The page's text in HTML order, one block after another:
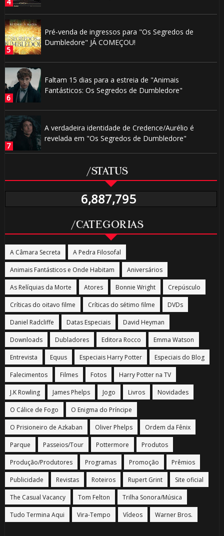
Pré-venda de ingressos para "Os Segredos de
Dumbledore" JÁ COMEÇOU!
Faltam 15 dias para a estreia de "Animais
Fantásticos: Os Segredos de Dumbledore"
A verdadeira identidade de Credence/Aurélio é
revelada em "Os Segredos de Dumbledore"
/STATUS
6,887,795
/CATEGORIAS
A Câmara Secreta A Pedra Filosofal
Animais Fantásticos e Onde Habitam Aniversários
As Relíquias da Morte Atores Bonnie Wright Crepúsculo
Críticas do oitavo filme Críticas do sétimo filme DVDs
Daniel Radcliffe Datas Especiais David Heyman
Downloads Dubladores Editora Rocco Emma Watson
Entrevista Equus Especiais Harry Potter Especiais do Blog
Falecimentos Filmes Fotos Harry Potter na TV
J.K Rowling James Phelps Jogo Livros Novidades
O Cálice de Fogo O Enigma do Príncipe
O Prisioneiro de Azkaban Oliver Phelps Ordem da Fênix
Parque Passeios/Tour Pottermore Produtos
Produção/Produtores Programas Promoção Prêmios
Publicidade Revistas Roteiros Rupert Grint Site oficial
The Casual Vacancy Tom Felton Trilha Sonora/Música
Tudo Termina Aqui Vira-Tempo Vídeos Warner Bros.